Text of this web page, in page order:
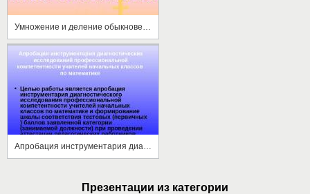
Презентации из категории